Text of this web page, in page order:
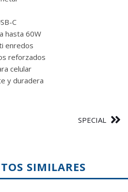
C
hasta 60W
enredos
reforzados
celular
y duradera
SPECIAL
SIMILARES